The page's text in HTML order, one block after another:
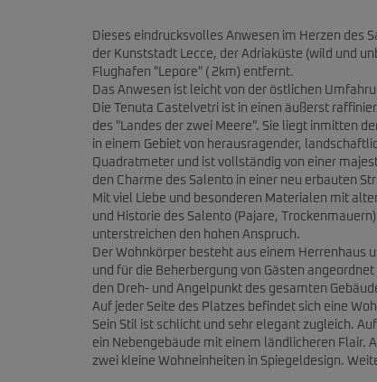
Dieses eindrucksvolles Anwesen im Herzen des
der Kunststadt Lecce, der Adriaküste (wild und
Flughafen "Lepore" ( 2km) entfernt.
Das Anwesen ist leicht von der östlichen
Die Tenuta Castelvetri ist in einen äußerst
des "Landes der zwei Meere". Sie liegt inmitten
in einem Gebiet von herausragender,
Quadratmeter und ist vollständig von einer
den Charme des Salento in einer neu erbauten
Mit viel Liebe und besonderen Materialen mit
und Historie des Salento (Pajare,
unterstreichen den hohen Anspruch.
Der Wohnkörper besteht aus einem Herrenhaus
und für die Beherbergung von Gästen
den Dreh- und Angelpunkt des gesamten
Auf jeder Seite des Platzes befindet sich eine
Sein Stil ist schlicht und sehr elegant zugleich.
ein Nebengebäude mit einem ländlicheren Flair.
zwei kleine Wohneinheiten in Spiegeldesign.